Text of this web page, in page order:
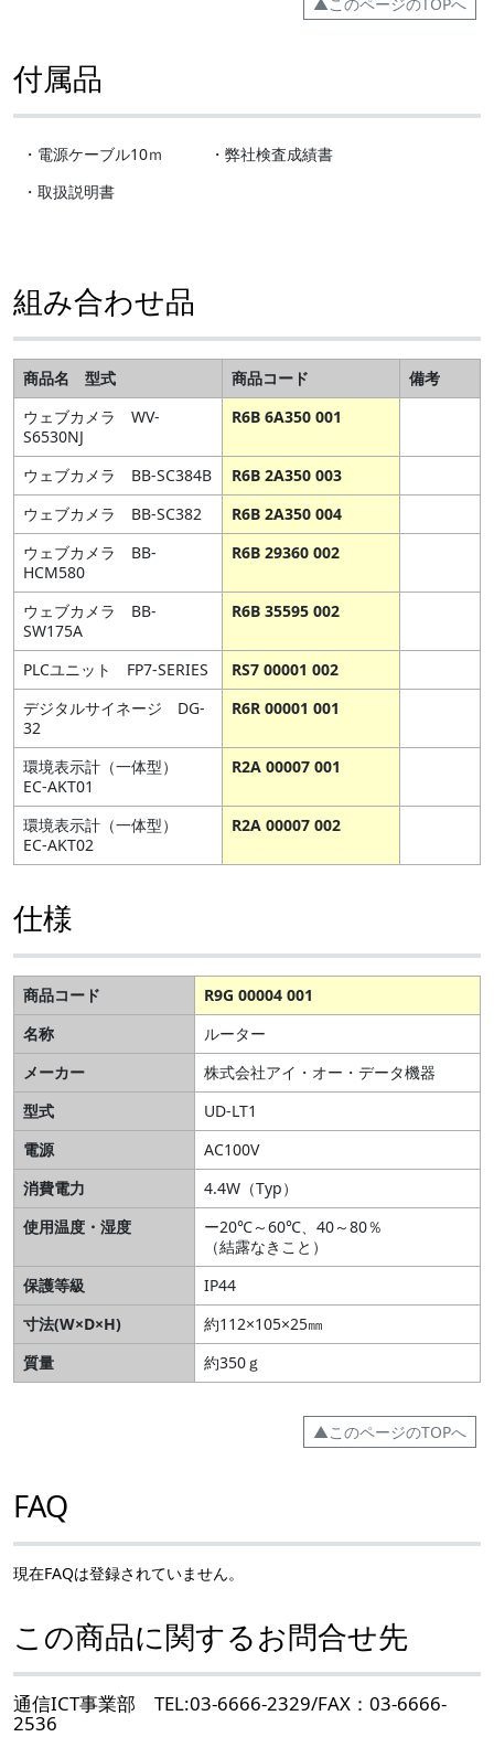
付属品
・電源ケーブル10ｍ ・弊社検査成績書
・取扱説明書
組み合わせ品
商品名 型式 商品コード
備考
ウェブカメラ WV-
S6530NJ
R6B 6A350 001
ウェブカメラ BB-SC384B
R6B 2A350 003
ウェブカメラ BB-SC382
R6B 2A350 004
ウェブカメラ BB-
HCM580
R6B 29360 002
ウェブカメラ BB-
SW175A
R6B 35595 002
PLCユニット FP7-SERIES
RS7 00001 002
デジタルサイネージ DG-
32
R6R 00001 001
環境表示計（一体型）
EC-AKT01
R2A 00007 001
環境表示計（一体型）
EC-AKT02
R2A 00007 002
仕様
商品コード
R9G 00004 001
名称
ルーター
メーカー
株式会社アイ・オー・データ機器
型式
UD-LT1
電源
AC100V
消費電力
4.4W（Typ）
使用温度・湿度
ー20℃～60℃、40～80％
（結露なきこと）
保護等級
IP44
寸法(W×D×H)
約112×105×25㎜
質量
約350ｇ
▲このページのTOPへ
FAQ
現在FAQは登録されていません。
この商品に関するお問合せ先
通信ICT事業部 TEL:03-6666-2329/FAX：03-6666-
2536